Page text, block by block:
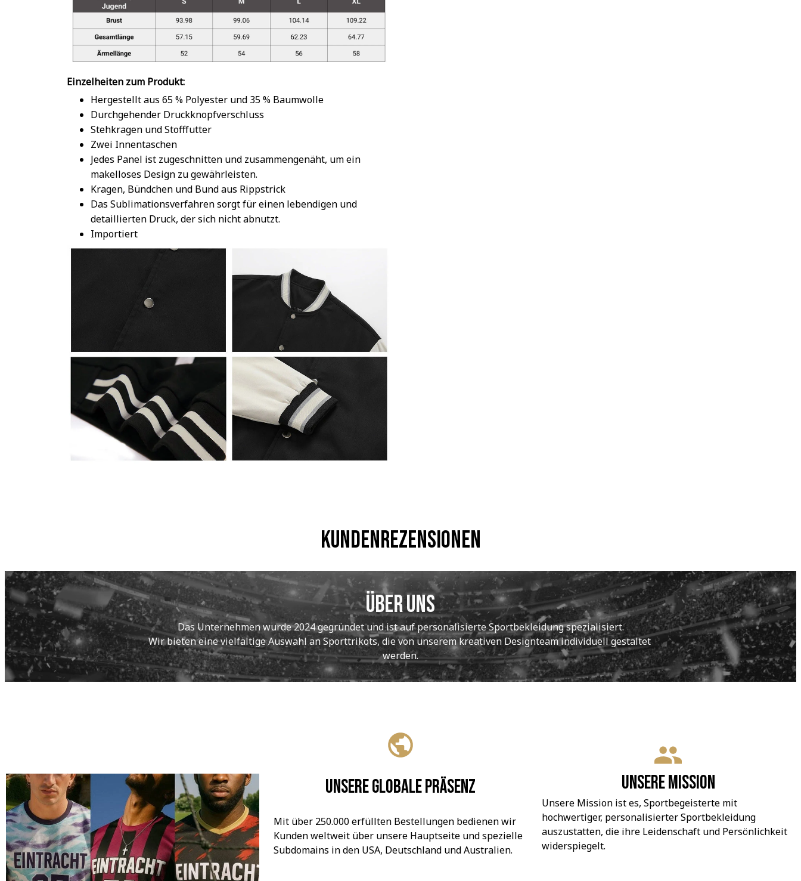
Einzelheiten zum Produkt:
Hergestellt aus 65 % Polyester und 35 % Baumwolle
Durchgehender Druckknopfverschluss
Stehkragen und Stofffutter
Zwei Innentaschen
Jedes Panel ist zugeschnitten und zusammengenäht, um ein
makelloses Design zu gewährleisten.
Kragen, Bündchen und Bund aus Rippstrick
Das Sublimationsverfahren sorgt für einen lebendigen und
detaillierten Druck, der sich nicht abnutzt.
Importiert
Kundenrezensionen
Über uns
Das Unternehmen wurde 2024 gegründet und ist auf personalisierte Sportbekleidung spezialisiert.
Wir bieten eine vielfältige Auswahl an Sporttrikots, die von unserem kreativen Designteam individuell gestaltet
werden.
Unsere globale Präsenz
Mit über 250.000 erfüllten Bestellungen bedienen wir
Kunden weltweit über unsere Hauptseite und spezielle
Subdomains in den USA, Deutschland und Australien.
Unsere Mission
Unsere Mission ist es, Sportbegeisterte mit
hochwertiger, personalisierter Sportbekleidung
auszustatten, die ihre Leidenschaft und Persönlichkeit
widerspiegelt.